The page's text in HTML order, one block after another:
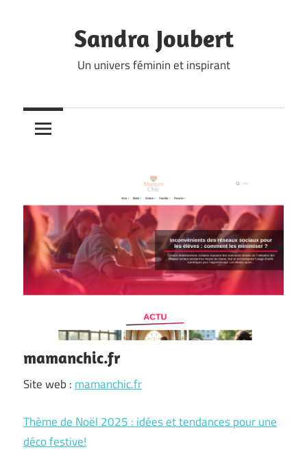
Sandra Joubert
Un univers féminin et inspirant
mamanchic.fr
Site web : mamanchic.fr
Thème de Noël 2025 : idées et tendances pour une
déco festive!